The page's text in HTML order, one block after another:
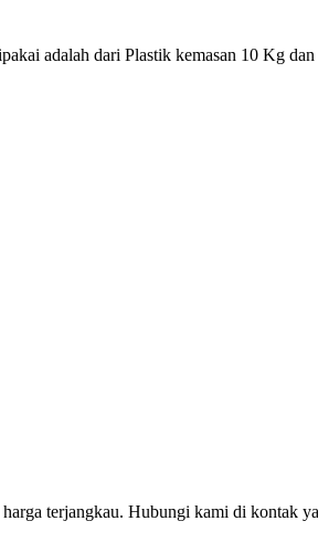
adalah dari Plastik kemasan 10 Kg
terjangkau. Hubungi kami di kontak